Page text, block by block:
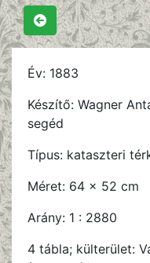
Év: 1883
Készítő: Wagner
segéd
Típus: kataszteri
Méret: 64 x 52 cm
Arány: 1 : 2880
4 tábla; külterület: